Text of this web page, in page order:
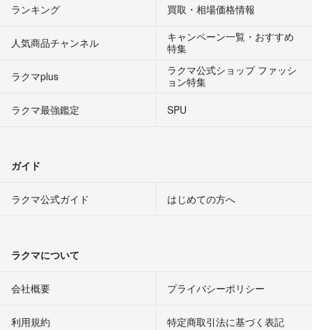
ランキング 買取・相場価格情報
人気商品チャンネル
キャンペーン一覧・おすすめ
特集
ラクマplus
ラクマ公式ショップ ファッシ
ョン特集
ラクマ最強鑑定
SPU
ガイド
ラクマ公式ガイド はじめての方へ
ラクマについて
会社概要 プライバシーポリシー
利用規約 特定商取引法に基づく表記